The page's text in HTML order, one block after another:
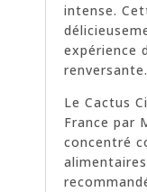
intense.
expérience
renversante.
Le Cactus
France par
concentré